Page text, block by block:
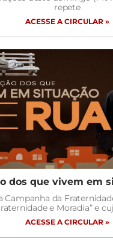
repete
ACESSE A CIRCULAR »
dos que vivem em
Campanha da
e Moradia” e
ACESSE A CIRCULAR »